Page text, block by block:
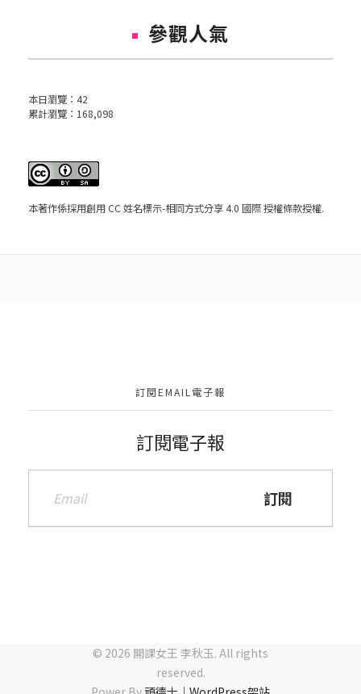
參觀人氣
本日瀏覽： 42
累計瀏覽： 168,098
本著作係採用創用 CC 姓名標示-相同方式分享 4.0 國際 授權條款授權.
訂閱EMAIL電子報
訂閱電子報
© 2026 開課女王 李秋玉. All rights
reserved.